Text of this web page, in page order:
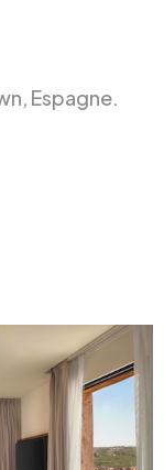
Espagne.